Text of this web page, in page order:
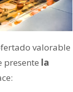
valorable
presente la